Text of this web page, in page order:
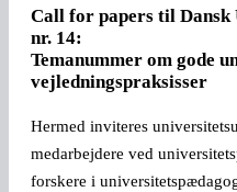
Call for papers til
nr. 14:
Temanummer om gode
vejledningspraksisser
Hermed inviteres
medarbejdere ved
forskere i